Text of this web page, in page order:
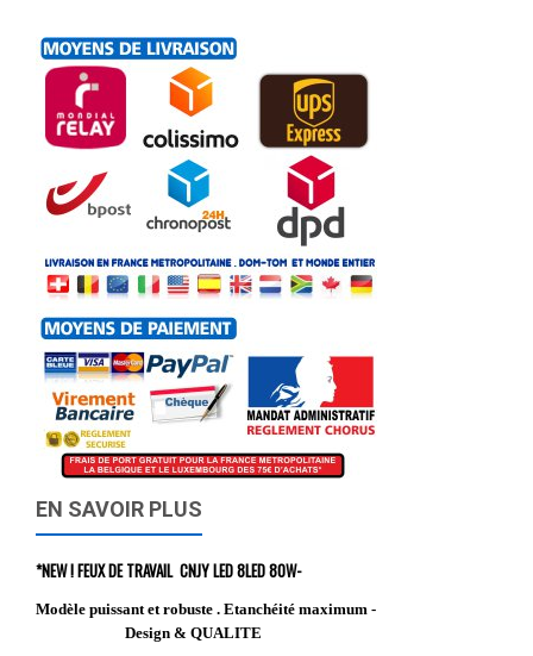
EN SAVOIR PLUS
*NEW ! FEUX DE TRAVAIL CNJY LED 8LED 80W-
Modèle puissant et robuste . Etanchéité maximum -
Design & QUALITE